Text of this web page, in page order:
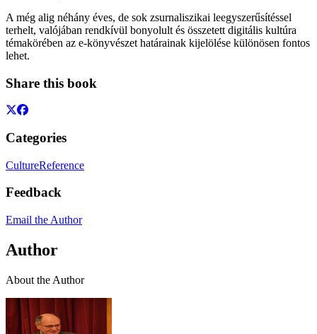
A még alig néhány éves, de sok zsurnaliszikai leegyszerűsítéssel
terhelt, valójában rendkívül bonyolult és összetett digitális kultúra
témakörében az e-könyvészet határainak kijelölése különösen fontos
lehet.
Share this book
Categories
CultureReference
Feedback
Email the Author
Author
About the Author